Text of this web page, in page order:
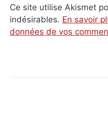
Ce site utilise Akismet
indésirables. En savoir
données de vos